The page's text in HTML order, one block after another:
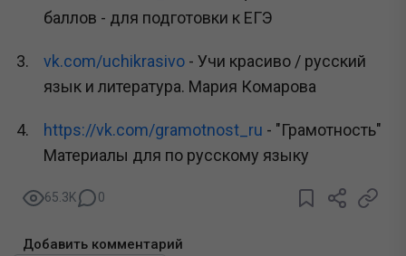
баллов - для подготовки к ЕГЭ
vk.com/uchikrasivo - Учи красиво / русский
язык и литература. Мария Комарова
https://vk.com/gramotnost_ru - "Грамотность"
Материалы для по русскому языку
65.3K 0
Добавить комментарий